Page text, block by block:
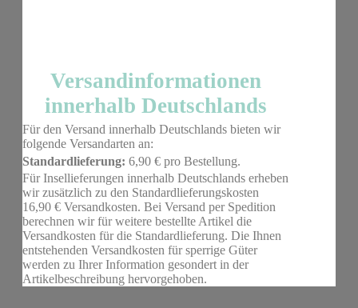
Versandinformationen
innerhalb Deutschlands
Für den Versand innerhalb Deutschlands bieten wir
folgende Versandarten an:
Standardlieferung: 6,90 € pro Bestellung.
Für Insellieferungen innerhalb Deutschlands erheben
wir zusätzlich zu den Standardlieferungskosten
16,90 € Versandkosten. Bei Versand per Spedition
berechnen wir für weitere bestellte Artikel die
Versandkosten für die Standardlieferung. Die Ihnen
entstehenden Versandkosten für sperrige Güter
werden zu Ihrer Information gesondert in der
Artikelbeschreibung hervorgehoben.